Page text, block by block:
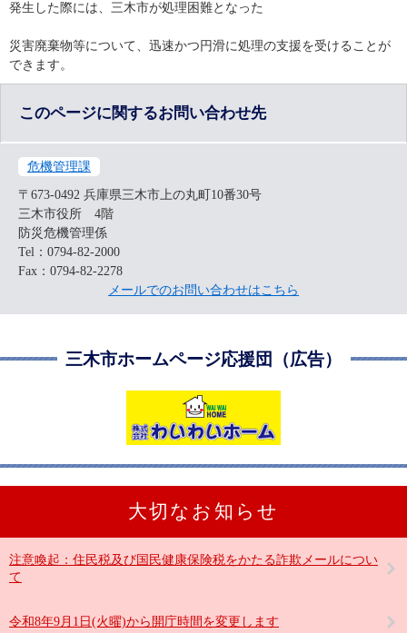
発生した際には、三木市が処理困難となった
災害廃棄物等について、迅速かつ円滑に処理の支援を受けることが
できます。
このページに関するお問い合わせ先
危機管理課
〒673-0492 兵庫県三木市上の丸町10番30号
三木市役所 4階
防災危機管理係
Tel：0794-82-2000
Fax：0794-82-2278
メールでのお問い合わせはこちら
三木市ホームページ応援団（広告）
大切なお知らせ
注意喚起：住民税及び国民健康保険税をかたる詐欺メールについ
て
令和8年9月1日(火曜)から開庁時間を変更します